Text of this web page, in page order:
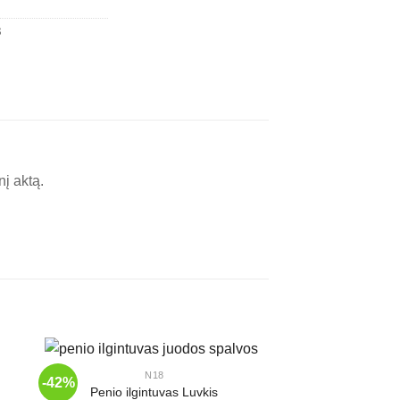
aktą.
-42% N18
Penio ilgintuvas Luvkis